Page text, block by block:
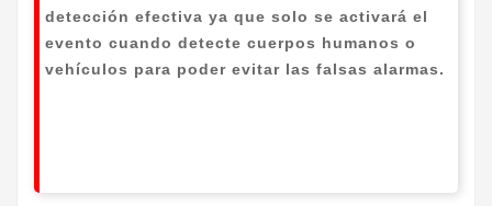
detección efectiva ya que solo se activará el
evento cuando detecte cuerpos humanos o
vehículos para poder evitar las falsas alarmas.